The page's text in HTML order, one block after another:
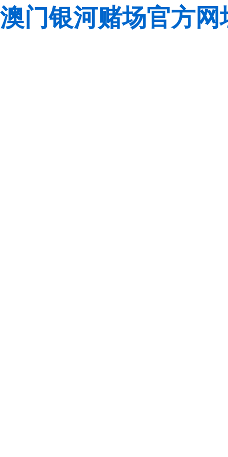
澳门银河赌场官方网